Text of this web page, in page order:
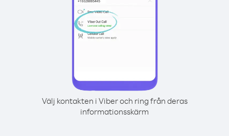
Välj kontakten i Viber och ring från deras
informationsskärm